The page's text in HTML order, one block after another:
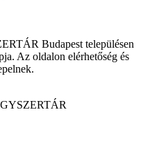
Budapest településen
Az oldalon elérhetőség és